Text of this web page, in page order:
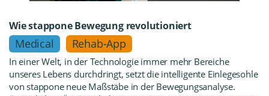
Wie stappone Bewegung revolutioniert
Medical Rehab-App
In einer Welt, in der Technologie immer mehr Bereiche
unseres Lebens durchdringt, setzt die intelligente Einlegesohle
von stappone neue Maßstäbe in der Bewegungsanalyse.